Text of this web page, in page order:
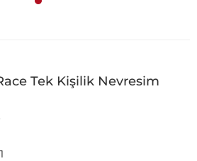
Tek Kişilik Nevresim